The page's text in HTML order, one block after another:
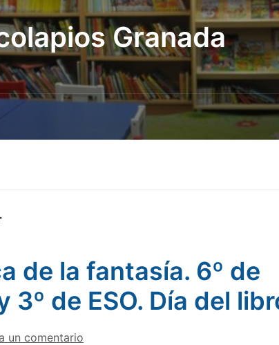
Granada
de la fantasía. 6º de
3º de ESO. Día del
un comentario